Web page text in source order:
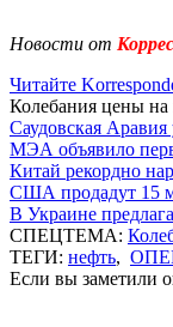
Новости от
Читайте
Колебания цены на
Саудовская
МЭА объявило
Китай рекордно
США продадут 15
В Украине
СПЕЦТЕМА:
ТЕГИ: нефть,
Если вы заметили